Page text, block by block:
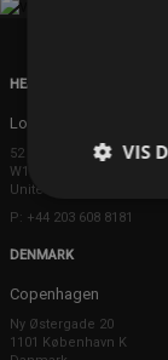
HEAD OFFICE
London
52 Brook Street
W1K 5DS London
United Kingdom
P: +44 203 608 8181
DENMARK
Copenhagen
Ny Østergade 20
1101 København K
VIS